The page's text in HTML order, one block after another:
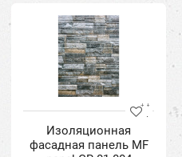
Изоляционная
фасадная панель MF